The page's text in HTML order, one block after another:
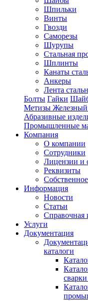
Шпильки
Винты
Гвозди
Саморезы
Шурупы
Стальная
Шплинты
Канаты
Анкеры
Лента
Болты Гайки
Метизы Железный
Абразивные
Промышленные
Компания
О компании
Сотрудники
Лицензии и
Реквизиты
Информация
Новости
Статьи
Справочная
Услуги
Документация
каталоги